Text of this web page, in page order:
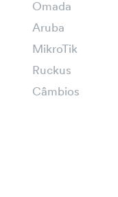
Omada
Aruba
MikroTik
Ruckus
Câmbios